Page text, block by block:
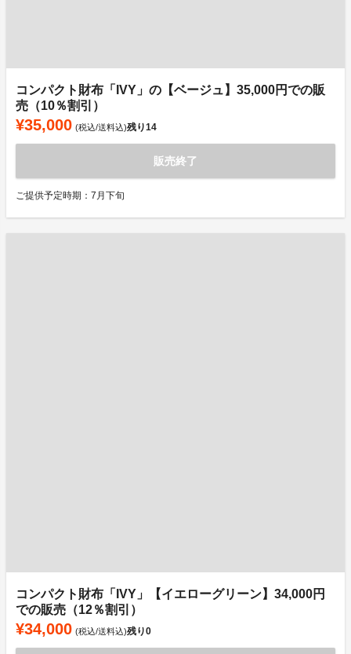
コンパクト財布「IVY」の【ベージュ】35,000円での販
売（10％割引）
¥35,000 (税込/送料込)残り14
販売終了
ご提供予定時期：7月下旬
コンパクト財布「IVY」【イエローグリーン】34,000円
での販売（12％割引）
¥34,000 (税込/送料込)残り0